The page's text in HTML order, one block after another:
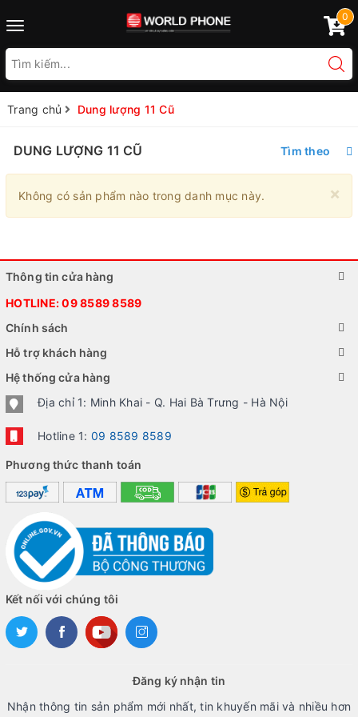
Toggle
0
Trang chủ Dung lượng 11 Cũ
DUNG LƯỢNG 11 CŨ Tìm theo
×
Không có sản phẩm nào trong danh mục này.
Thông tin cửa hàng
HOTLINE:09 8589 8589
Chính sách
Hỗ trợ khách hàng
Hệ thống cửa hàng
Địa chỉ 1: Minh Khai - Q. Hai Bà Trưng - Hà Nội
Hotline 1: 09 8589 8589
Phương thức thanh toán
Kết nối với chúng tôi
Đăng ký nhận tin
Nhận thông tin sản phẩm mới nhất, tin khuyến mãi và nhiều hơn